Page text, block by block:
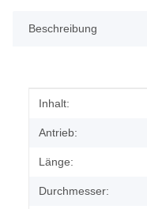
Beschreibung
Produkteigenschaft
Wert
Inhalt:
Antrieb:
Länge:
Durchmesser: